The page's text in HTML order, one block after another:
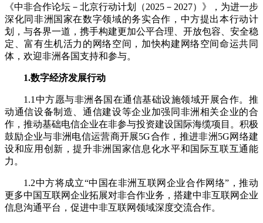
VIP会员 CCTV奥林匹克频道 生活体育大会 体育江湖
财经 教育 乡村振兴 生态环境 一带一路 央博
大国智造 大国展会 大国保险
CCTV.节目官网 直播 节目单 栏目 片库 热播榜
《中非合作论坛－北京行动计划（2025－2027）》，为进一步
深化同非洲国家在数字领域的务实合作，中方提出本行动计
划，与各界一道，携手构建更加公平合理、开放包容、安全稳
定、富有生机活力的网络空间，加快构建网络空间命运共同
体，欢迎非洲各国支持和参与。
1.数字经济发展行动
1.1中方愿与非洲各国在通信基础设施领域开展合作。推
动通信设备制造、通信建设等企业加强同非洲相关企业的合
作，推动基础电信企业在非参与投资建设国际海缆项目。积极
鼓励企业与非洲电信运营商开展5G合作，推进非洲5G网络建
设和应用创新，提升非洲国家信息化水平和国际互联互通能
力。
1.2中方将成立“中国在非洲互联网企业合作网络”，推动
更多中国互联网企业拓展对非合作业务，搭建中非互联网企业
信息沟通平台，促进中非互联网领域深度交流合作。